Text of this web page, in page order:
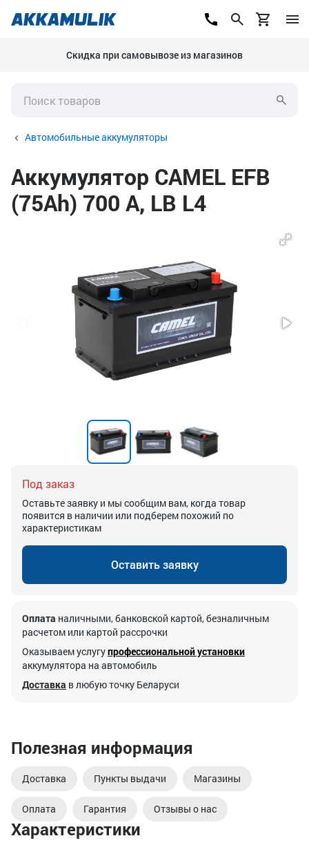
Скидка при самовывозе из магазинов
Автомобильные аккумуляторы
Аккумулятор CAMEL EFB
(75Ah) 700 А, LB L4
Характеристики
Под заказ
Оставьте заявку и мы сообщим вам, когда товар
появится в наличии или подберем похожий по
характеристикам
Оставить заявку
Оплата наличными, банковской картой, безналичным
расчетом или картой рассрочки
Оказываем услугупрофессиональной установки
аккумулятора на автомобиль
Доставка в любую точку Беларуси
Полезная информация
Доставка Пункты выдачи Магазины
Оплата Гарантия Отзывы о нас